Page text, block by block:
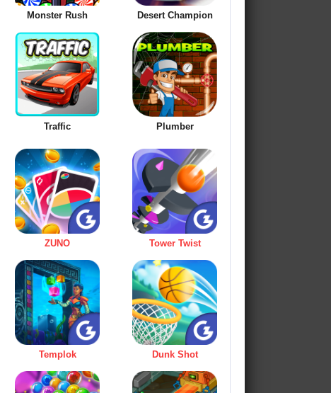
Monster Rush Desert Champion
Traffic Plumber
ZUNO Tower Twist
Templok Dunk Shot